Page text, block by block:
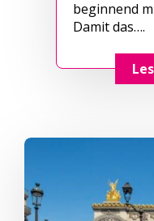
beginnend
Damit das….